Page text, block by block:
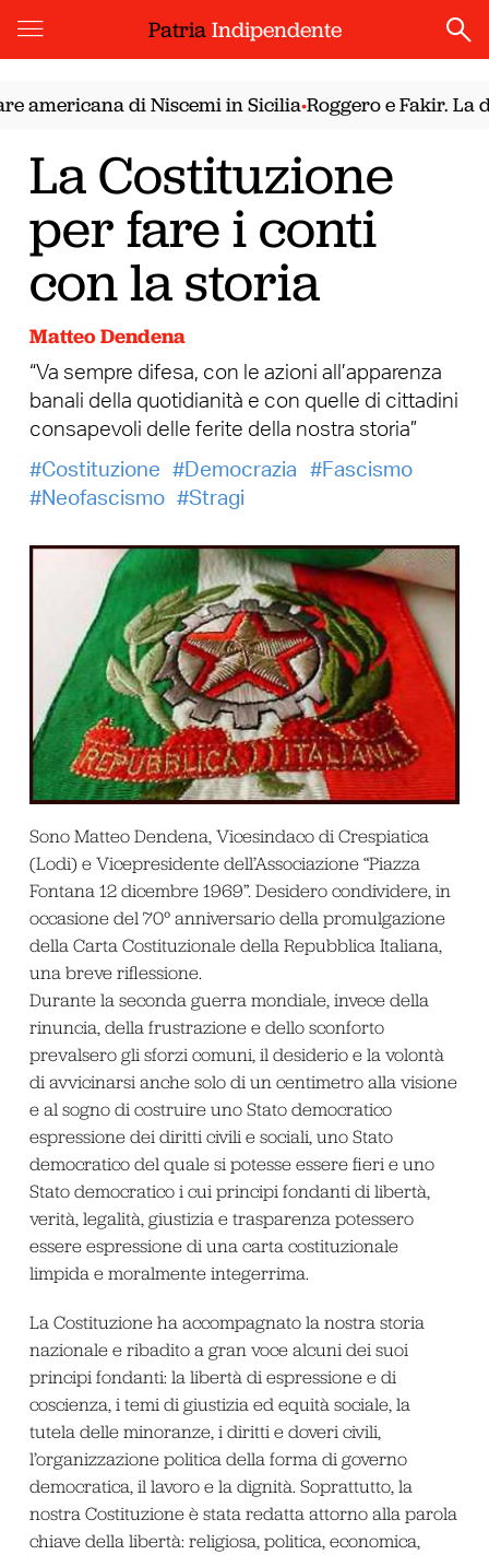
PatriaIndipendente
di Niscemi in Sicilia•Roggero e Fakir. La
La Costituzione
per fare i conti
con la storia
Matteo Dendena
“Va sempre difesa, con le azioni all’apparenza
banali della quotidianità e con quelle di cittadini
consapevoli delle ferite della nostra storia”
Costituzione
Democrazia
Fascismo
Neofascismo
Stragi
Sono Matteo Dendena, Vicesindaco di Crespiatica
(Lodi) e Vicepresidente dell’Associazione “Piazza
Fontana 12 dicembre 1969”. Desidero condividere, in
occasione del 70° anniversario della promulgazione
della Carta Costituzionale della Repubblica Italiana,
una breve riflessione.
Durante la seconda guerra mondiale, invece della
rinuncia, della frustrazione e dello sconforto
prevalsero gli sforzi comuni, il desiderio e la volontà
di avvicinarsi anche solo di un centimetro alla visione
e al sogno di costruire uno Stato democratico
espressione dei diritti civili e sociali, uno Stato
democratico del quale si potesse essere fieri e uno
Stato democratico i cui principi fondanti di libertà,
verità, legalità, giustizia e trasparenza potessero
essere espressione di una carta costituzionale
limpida e moralmente integerrima.
La Costituzione ha accompagnato la nostra storia
nazionale e ribadito a gran voce alcuni dei suoi
principi fondanti: la libertà di espressione e di
coscienza, i temi di giustizia ed equità sociale, la
tutela delle minoranze, i diritti e doveri civili,
l’organizzazione politica della forma di governo
democratica, il lavoro e la dignità. Soprattutto, la
nostra Costituzione è stata redatta attorno alla parola
chiave della libertà: religiosa, politica, economica,